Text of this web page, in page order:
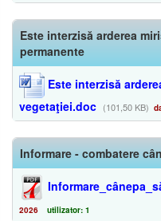
Este interzisă arderea
permanente
Este interzisă
vegetaţiei.doc (101,50 KB)
Informare - combatere
2026 utilizator: 1